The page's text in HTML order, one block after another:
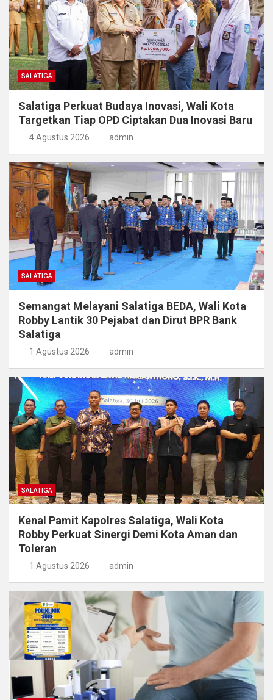
SALATIGA
Salatiga Perkuat Budaya Inovasi, Wali Kota
Targetkan Tiap OPD Ciptakan Dua Inovasi Baru
4 Agustus 2026 admin
SALATIGA
Semangat Melayani Salatiga BEDA, Wali Kota
Robby Lantik 30 Pejabat dan Dirut BPR Bank
Salatiga
1 Agustus 2026 admin
SALATIGA
Kenal Pamit Kapolres Salatiga, Wali Kota
Robby Perkuat Sinergi Demi Kota Aman dan
Toleran
1 Agustus 2026 admin